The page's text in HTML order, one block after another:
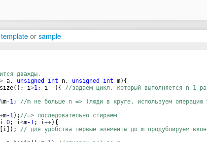
template or sample
дважды.
> a, unsigned int n, unsigned int m) {
size( ) ; i>1; i-- ) {
//задаем цикл, который выполняется n-1
%m-1;
//m не больше n => (люди в круге, используем операцию
+m-1) ; //=> последовательно стираем
i=0; i<m-1; i++) {
i ]) ;
// для удобства первые элементы до m продублируем